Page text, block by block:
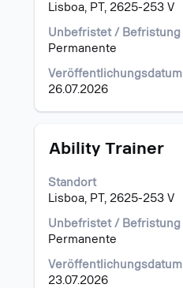
Lisboa, PT, 2625-253 V
Unbefristet / Befristung
Permanente
Veröffentlichungsdatum
26.07.2026
die
Stelleninformationen
anzuzeigen.
Stellenbezeichnung
Ability Trainer
Standort
Lisboa, PT, 2625-253 V
Unbefristet / Befristung
Permanente
Veröffentlichungsdatum
23.07.2026
Drücken
die
Leertaste,
die
Stelleninformationen
anzuzeigen.